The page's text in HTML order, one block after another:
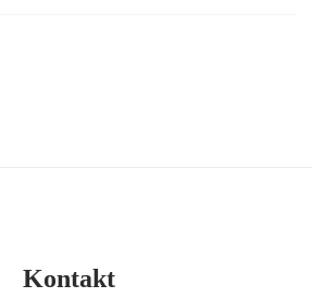
Kontakt